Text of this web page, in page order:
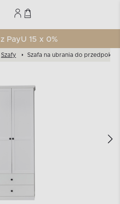
z PayU 15 x 0%
Szafy Szafa na ubrania do